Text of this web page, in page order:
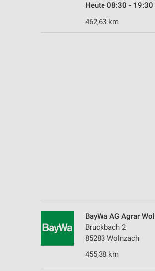
Heute 08:30 - 19:30
462,63 km
BayWa AG Agrar
Bruckbach 2
85283 Wolnzach
455,38 km
Erstellung von Profilen zur
Nicht-IAB-Verarbeitungszwecke:
Notwendig
Performance